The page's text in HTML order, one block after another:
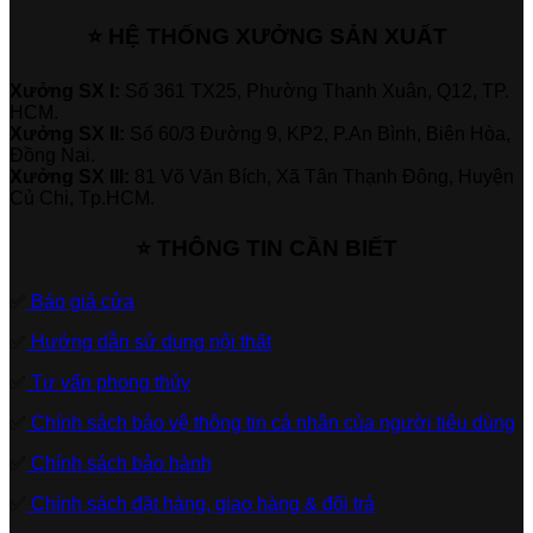
Báo giá cửa
Hướng dẫn sử dụng nội thất
Tư vấn phong thủy
Chính sách bảo vệ thông tin cá nhân của người tiêu dùng
Chính sách bảo hành
Chính sách đặt hàng, giao hàng & đổi trả